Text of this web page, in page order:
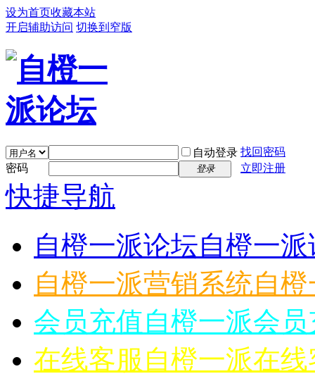
设为首页收藏本站
开启辅助访问 切换到窄版
自动登录 找回密码
密码
登录 立即注册
快捷导航
自橙一派论坛自橙一
自橙一派营销系统自
会员充值自橙一派会
在线客服 自橙一派在